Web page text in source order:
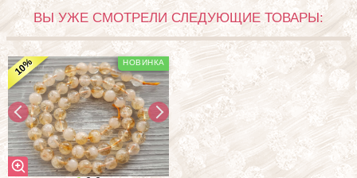
ВЫ УЖЕ СМОТРЕЛИ СЛЕДУЮЩИЕ ТОВАРЫ:
10%